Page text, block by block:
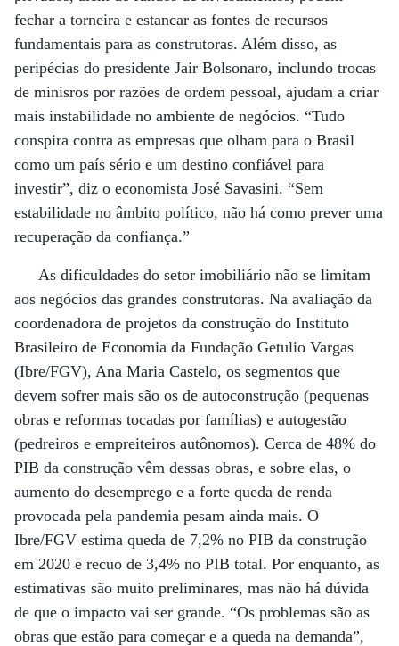
fechar a torneira e estancar as fontes de recursos
fundamentais para as construtoras. Além disso, as
peripécias do presidente Jair Bolsonaro, inclundo trocas
de minisros por razões de ordem pessoal, ajudam a criar
mais instabilidade no ambiente de negócios. “Tudo
conspira contra as empresas que olham para o Brasil
como um país sério e um destino confiável para
investir”, diz o economista José Savasini. “Sem
estabilidade no âmbito político, não há como prever uma
recuperação da confiança.”
As dificuldades do setor imobiliário não se limitam
aos negócios das grandes construtoras. Na avaliação da
coordenadora de projetos da construção do Instituto
Brasileiro de Economia da Fundação Getulio Vargas
(Ibre/FGV), Ana Maria Castelo, os segmentos que
devem sofrer mais são os de autoconstrução (pequenas
obras e reformas tocadas por famílias) e autogestão
(pedreiros e empreiteiros autônomos). Cerca de 48% do
PIB da construção vêm dessas obras, e sobre elas, o
aumento do desemprego e a forte queda de renda
provocada pela pandemia pesam ainda mais. O
Ibre/FGV estima queda de 7,2% no PIB da construção
em 2020 e recuo de 3,4% no PIB total. Por enquanto, as
estimativas são muito preliminares, mas não há dúvida
de que o impacto vai ser grande. “Os problemas são as
obras que estão para começar e a queda na demanda”,